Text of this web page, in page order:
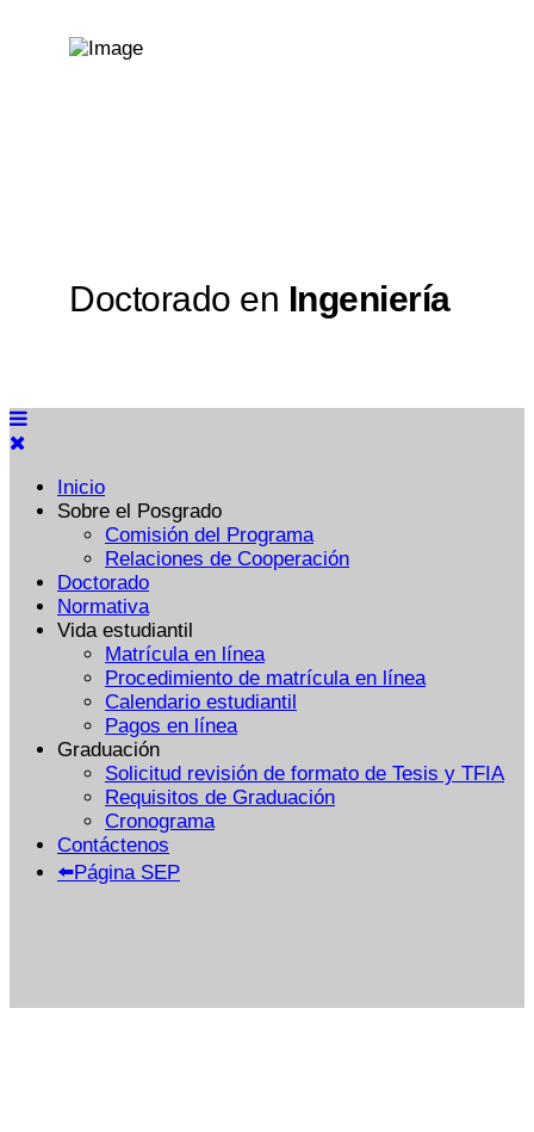
Doctorado en Ingeniería
Inicio
Sobre el Posgrado
Comisión del Programa
Relaciones de Cooperación
Doctorado
Normativa
Vida estudiantil
Matrícula en línea
Procedimiento de matrícula en línea
Calendario estudiantil
Pagos en línea
Graduación
Solicitud revisión de formato de Tesis y TFIA
Requisitos de Graduación
Cronograma
Contáctenos
⬅️Página SEP